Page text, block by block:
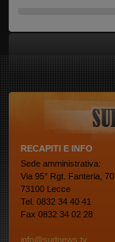
RECAPITI E INFO
Sede amministrativa:
Via 95° Rgt. Fanteria, 70
73100 Lecce
Tel. 0832 34 40 41
Fax 0832 34 02 28
info@sudnews.tv